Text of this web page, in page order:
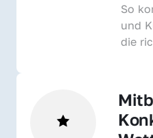
So
und
die